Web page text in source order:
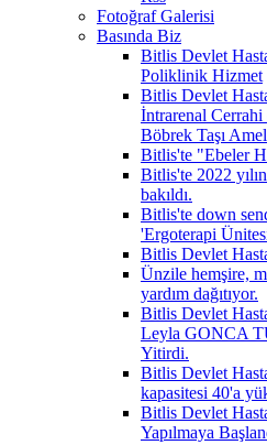
Fotoğraf Galerisi
Basında Biz
Bitlis Devlet
Poliklinik Hizmet
Bitlis Devlet
İntrarenal
Böbrek Taşı
Bitlis'te "Ebeler
Bitlis'te 2022
bakıldı.
Bitlis'te down
'Ergoterapi
Bitlis Devlet
Ünzile hemşire,
yardım dağıtıyor.
Bitlis Devlet
Leyla GONCA
Yitirdi.
Bitlis Devlet
kapasitesi 40'a
Bitlis Devlet
Yapılmaya